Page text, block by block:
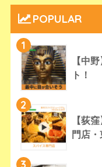
POPULAR
1
【中
ト！
2
【荻
門店
3